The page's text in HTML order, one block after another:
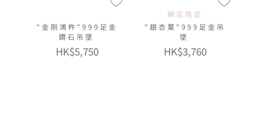
"金剛鴻杵"999足金
鑽石吊墜
HK$5,750
網店限定
"銀杏葉"999足金吊
墜
HK$3,760